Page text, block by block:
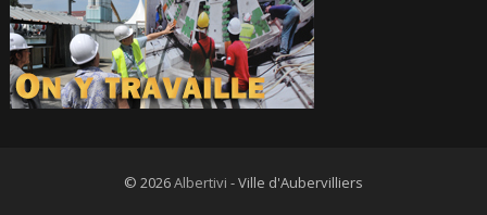
© 2026Albertivi - Ville d'Aubervilliers